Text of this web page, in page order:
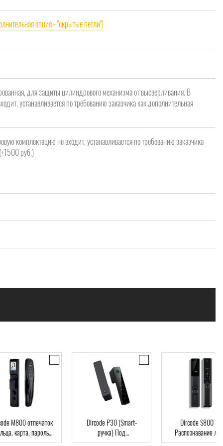
опция - "скрытые петли")
для защиты цилиндрового механизма от высверливания. В
устанавливается по требованию заказчика как дополнительная
комплектацию не входит, устанавливается по требованию заказчика
руб.)
M800 отпечаток
карта, пароль,
Wi-Fi, видеоглазок
Dircode P30 (Smart-
ручка) Под
межкомнатные двери,
Dircode S800 3D
Распознавание
код, карта,